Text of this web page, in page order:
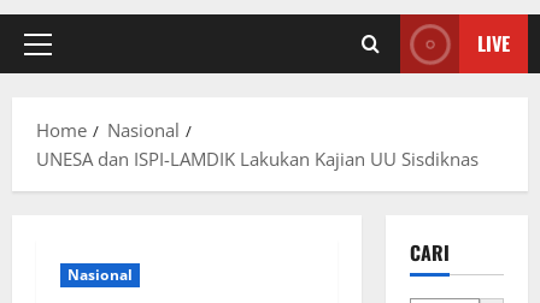
Primary
LIVE
Home
Nasional
UNESA dan ISPI-LAMDIK Lakukan Kajian UU Sisdiknas
Nasional
CARI